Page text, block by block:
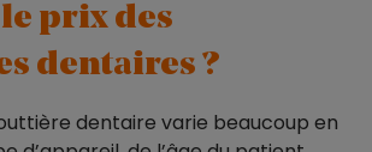
prix des
dentaires ?
dentaire varie beaucoup en